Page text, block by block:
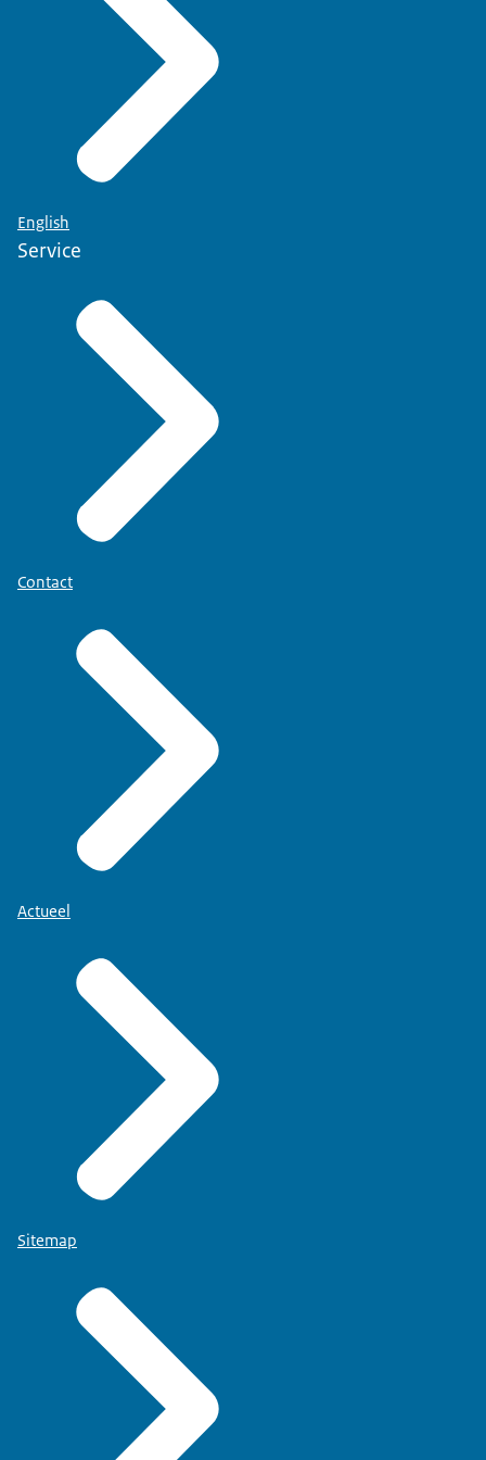
En dat betekent dat we vandaag ook weer veel
dieren meenemen.
Denk aan geiten, ezels, pony's, konijnen.
We hebben vorig jaar al bij deze houder 700
honden in bewaring genomen.
Toen hebben we het bedrijf ook gesloten voor het
Ook deze dieren worden eigenlijk op een hele
verkeerde manier gehouden.
Denk aan te kleine hokken, vieze hokken, dieren
die natuurlijk gedrag niet kunnen vertonen.
Echt niet oké.
We hebben er ook geen vertrouwen in dat deze
fokker in de toekomst wel de juiste zorg biedt aan
z'n dieren en daarom nemen we deze dieren
Zijn we ook hard mee bezig. Ook met andere
handhavers partners.
Denk aan de politie, denk aan de gemeente, maar
denk ook aan het Openbaar Ministerie.
De loopt ook nog een strafrechtelijk onderzoek.
Dus alle rapporten, alle proces verbalen die we
vandaag schrijven, die gaan ook mee in dat
strafrechtelijke traject.
We hopen dat dit zo snel mogelijk wordt
English
Service
Contact
Actueel
Sitemap